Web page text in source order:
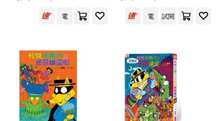
電
電
試閱